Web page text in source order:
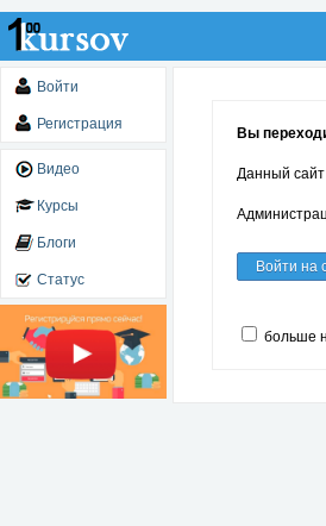
Войти
Регистрация
Видео
Курсы
Блоги
Статус
Вы
Данный
Войти на
больше